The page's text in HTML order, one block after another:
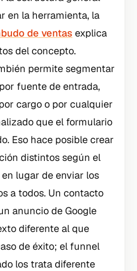
en la herramienta, la
de ventas explica
del concepto.
permite segmentar
fuente de entrada,
cargo o por cualquier
que el formulario
Eso hace posible crear
distintos según el
lugar de enviar los
a todos. Un contacto
anuncio de Google
diferente al que
de éxito; el funnel
los trata diferente